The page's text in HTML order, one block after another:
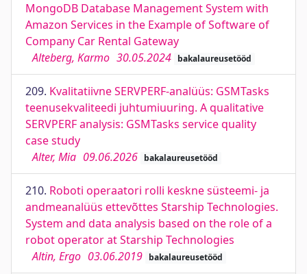
MongoDB Database Management System with
Amazon Services in the Example of Software of
Company Car Rental Gateway
Alteberg, Karmo 30.05.2024 bakalaureusetööd
209. Kvalitatiivne SERVPERF-analüüs: GSMTasks
teenusekvaliteedi juhtumiuuring. A qualitative
SERVPERF analysis: GSMTasks service quality
case study
Alter, Mia 09.06.2026 bakalaureusetööd
210. Roboti operaatori rolli keskne süsteemi- ja
andmeanalüüs ettevõttes Starship Technologies.
System and data analysis based on the role of a
robot operator at Starship Technologies
Altin, Ergo 03.06.2019 bakalaureusetööd